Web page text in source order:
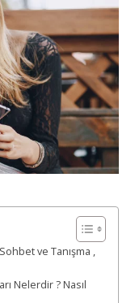
ve Tanışma ,
Nelerdir ? Nasıl